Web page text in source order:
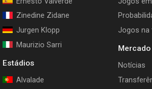
Zinedine Zidane
Jurgen Klopp
Maurizio Sarri
Estádios
Alvalade
Jogos na
Mercado
Notícias